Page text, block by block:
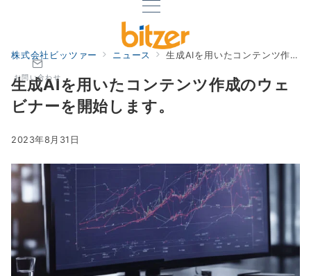
お問い合わせ
株式会社ビッツァー ニュース 生成AIを用いたコンテンツ作成のウェビナーを開始します。
生成AIを用いたコンテンツ作成のウェ
ビナーを開始します。
2023年8月31日